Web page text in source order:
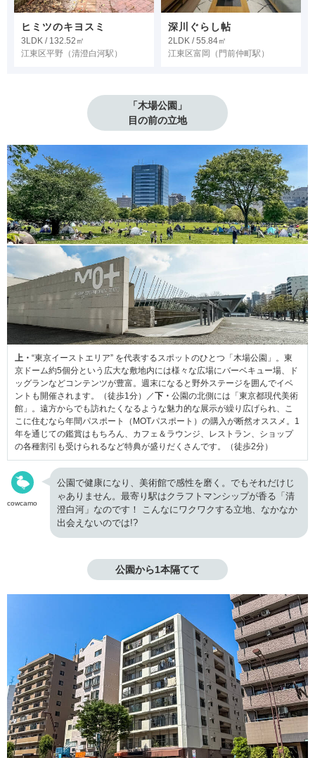
ヒミツのキヨスミ
3LDK / 132.52㎡
江東区平野 （清澄白河駅）
深川ぐらし帖
2LDK / 55.84㎡
江東区富岡
（門前仲町駅）
「木場公園」
目の前の立地
上・ “東京イーストエリア” を代表するスポットのひとつ「木場公園」。東
京ドーム約5個分という広大な敷地内には様々な広場にバーベキュー場、ド
ッグランなどコンテンツが豊富。週末になると野外ステージを囲んでイベ
ントも開催されます。（徒歩1分）／下・ 公園の北側には「東京都現代美術
館」。遠方からでも訪れたくなるような魅力的な展示が繰り広げられ、こ
こに住むなら年間パスポート（MOTパスポート）の購入が断然オススメ。1
年を通じての鑑賞はもちろん、カフェ＆ラウンジ、レストラン、ショップ
の各種割引も受けられるなど特典が盛りだくさんです。（徒歩2分）
cowcamo
公園で健康になり、美術館で感性を磨く。でもそれだけじ
ゃありません。最寄り駅はクラフトマンシップが香る「清
澄白河」なのです！ こんなにワクワクする立地、なかなか
出会えないのでは!?
公園から1本隔てて